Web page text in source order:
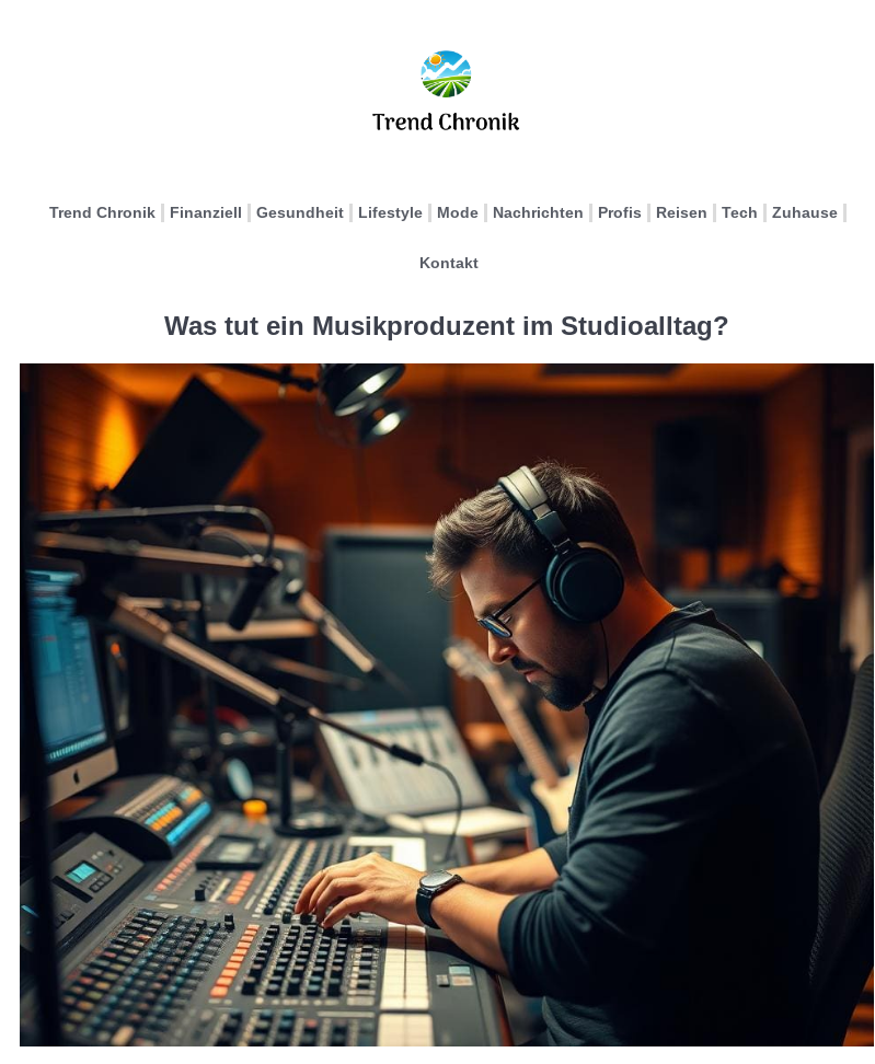
Trend Chronik Finanziell Gesundheit Lifestyle Mode Nachrichten Profis Reisen Tech Zuhause
Kontakt
Was tut ein Musikproduzent im Studioalltag?